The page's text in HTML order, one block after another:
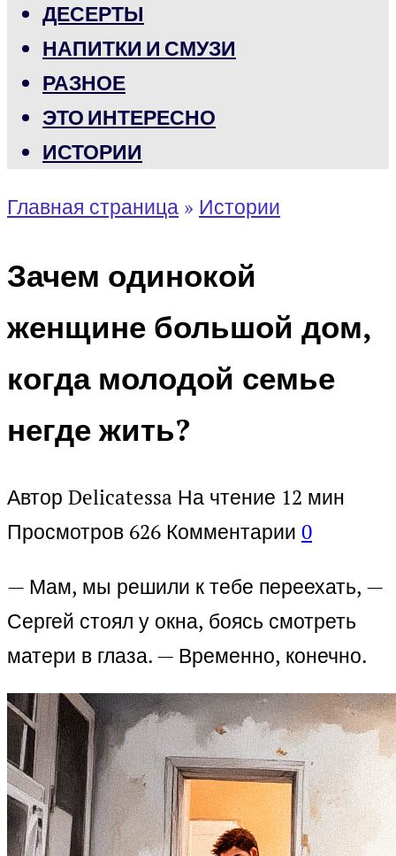
ДЕСЕРТЫ
НАПИТКИ И СМУЗИ
РАЗНОЕ
ЭТО ИНТЕРЕСНО
ИСТОРИИ
Главная страница » Истории
Зачем одинокой
женщине большой дом,
когда молодой семье
негде жить?
Автор Delicatessa На чтение 12 мин
Просмотров 626 Комментарии 0
— Мам, мы решили к тебе переехать, —
Сергей стоял у окна, боясь смотреть
матери в глаза. — Временно, конечно.